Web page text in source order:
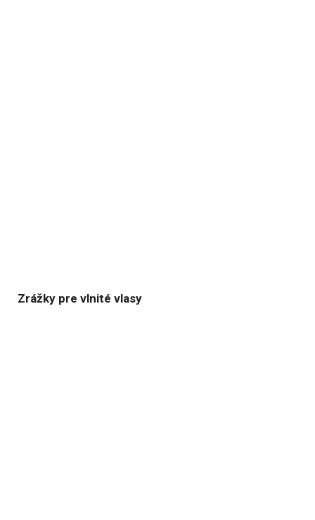
Zrážky pre vlnité vlasy